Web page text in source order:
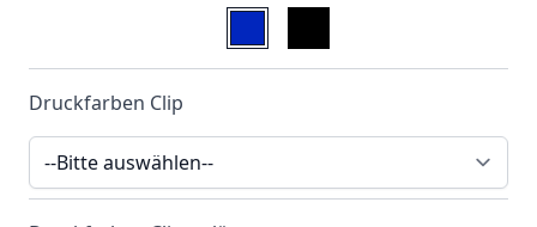
Druckfarben Clip